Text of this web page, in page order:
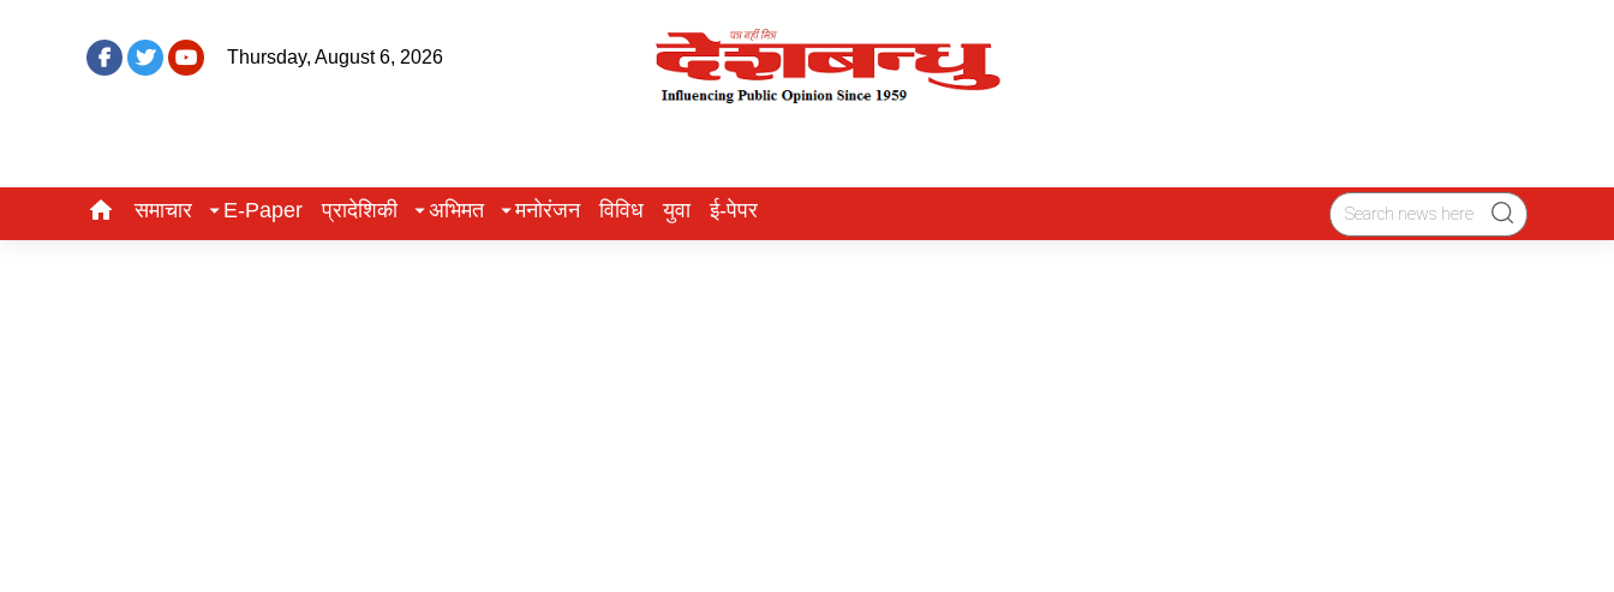
Thursday, August 6, 2026
समाचार E-Paper प्रादेशिकी अभिमत मनोरंजन विविध युवा ई-पेपर